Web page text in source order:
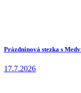
Prázdninová stezka s
17.7.2026